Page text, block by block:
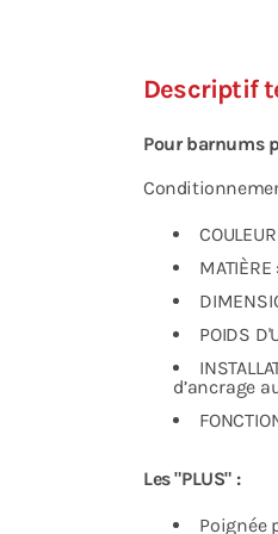
Descriptif
Pour barnums
POIDS
d’ancrage
Les "PLUS" :
Poignée